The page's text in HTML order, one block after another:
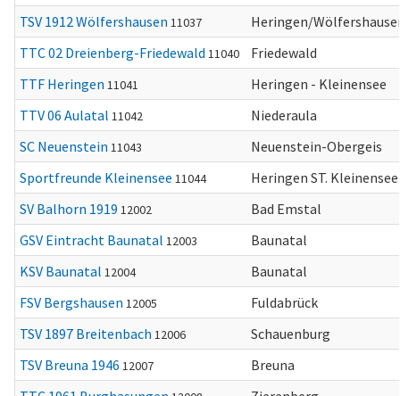
TSV 1912 Wölfershausen 11037
Heringen/
TTC 02 Dreienberg-Friedewald 11040
Friedewald
TTF Heringen 11041
Heringen - Kleinensee
TTV 06 Aulatal 11042
Niederaula
SC Neuenstein 11043
Neuenstein-Obergeis
Sportfreunde Kleinensee 11044
Heringen ST. Kleinensee
SV Balhorn 1919 12002
Bad Emstal
GSV Eintracht Baunatal 12003
Baunatal
KSV Baunatal 12004
Baunatal
FSV Bergshausen 12005
Fuldabrück
TSV 1897 Breitenbach 12006
Schauenburg
TSV Breuna 1946 12007
Breuna